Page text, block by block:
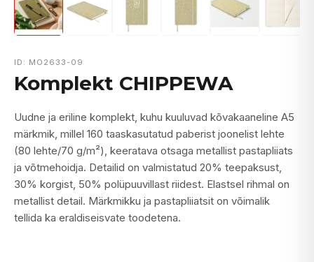
ID: MO2633-09
Komplekt CHIPPEWA
Uudne ja eriline komplekt, kuhu kuuluvad kõvakaaneline A5
märkmik, millel 160 taaskasutatud paberist joonelist lehte
(80 lehte/70 g/m²), keeratava otsaga metallist pastapliiats
ja võtmehoidja. Detailid on valmistatud 20% teepaksust,
30% korgist, 50% polüpuuvillast riidest. Elastsel rihmal on
metallist detail. Märkmikku ja pastapliiatsit on võimalik
tellida ka eraldiseisvate toodetena.